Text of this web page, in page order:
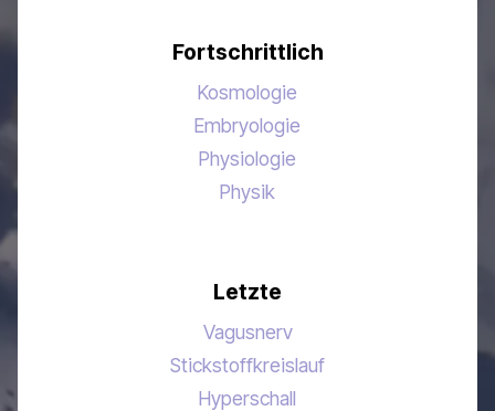
Fortschrittlich
Kosmologie
Embryologie
Physiologie
Physik
Letzte
Vagusnerv
Stickstoffkreislauf
Hyperschall